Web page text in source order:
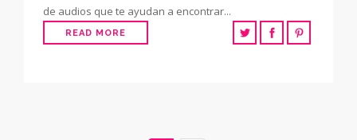
de audios que te ayudan a encontrar...
READ MORE